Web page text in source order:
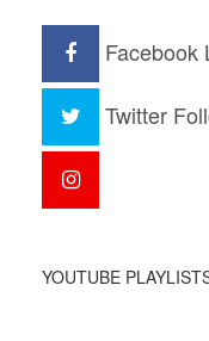
Facebook
Twitter
YOUTUBE